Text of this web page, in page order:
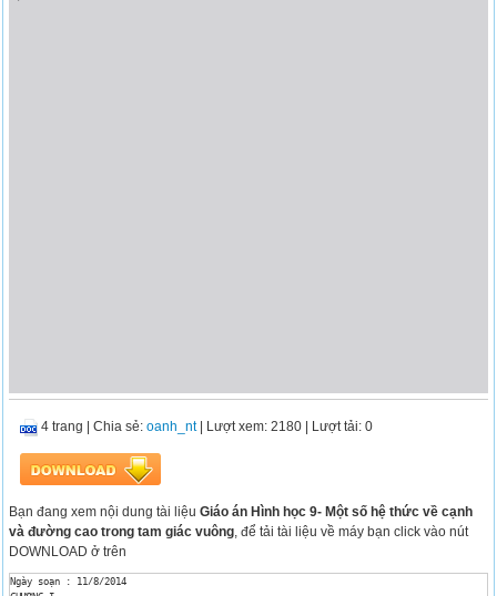
4 trang |Chia sẻ:oanh_nt| Lượt xem: 2180 | Lượt tải: 0
Bạn đang xem nội dung tài liệuGiáo án Hình học 9- Một số hệ thức về cạnh
và đường cao trong tam giác vuông, để tải tài liệu về máy bạn click vào nút
DOWNLOAD ở trên
Ngày soạn : 11/8/2014